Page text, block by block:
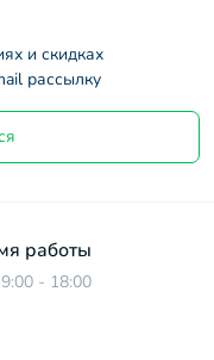
и скидках
рассылку
работы
- 18:00